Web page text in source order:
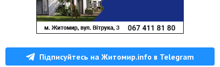
Підписуйтесь на Житомир.info в Telegram